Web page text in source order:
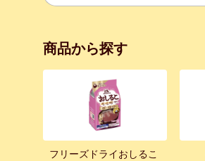
商品から探す
フリーズドライおしるこ